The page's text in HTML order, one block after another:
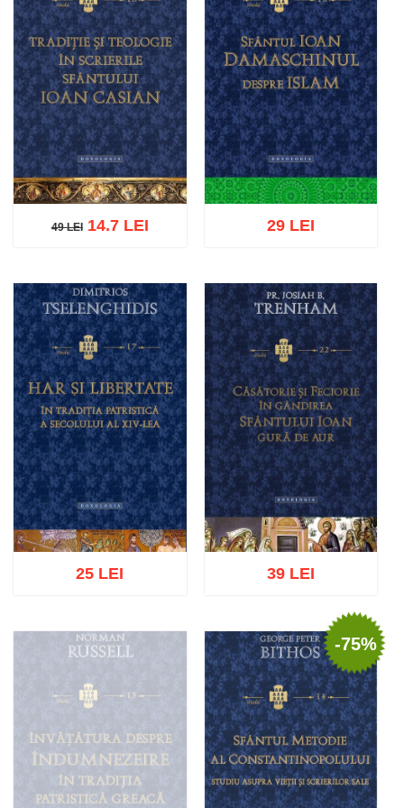
49 LEI
Adaugă în coș Wishlist
49 LEI14.7 LEI
Adaugă în coș Wishlist
29 LEI
Adaugă în coș Wishlist
25 LEI
Adaugă în coș Wishlist
39 LEI
-75%